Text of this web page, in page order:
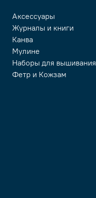
Аксессуары
Журналы и книги
Канва
Мулине
Наборы для вышивания
Фетр и Кожзам